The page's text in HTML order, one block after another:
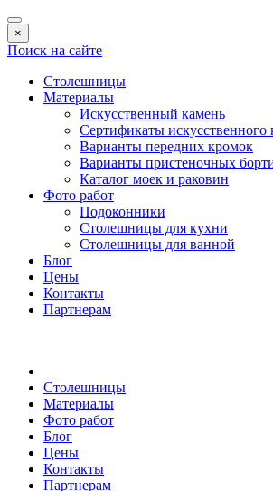
×
Поиск на сайте
Столешницы
Материалы
Искусственный камень
Сертификаты искусственного
Варианты передних кромок
Варианты пристеночных
Каталог моек и раковин
Фото работ
Подоконники
Столешницы для кухни
Столешницы для ванной
Блог
Цены
Контакты
Партнерам
Столешницы
Материалы
Фото работ
Блог
Цены
Контакты
Партнерам